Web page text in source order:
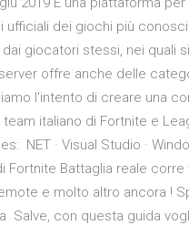
ufficiali dei giochi più
giocatori stessi, nei quali
offre anche delle
l'intento di creare una
italiano di Fortnite e
NET · Visual Studio ·
Fortnite Battaglia reale
e molto altro ancora !
Salve, con questa guida